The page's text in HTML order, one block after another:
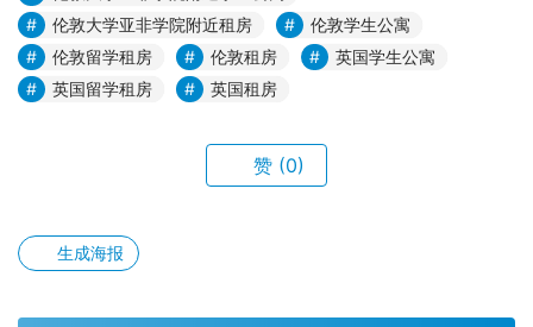
伦敦大学亚非学院附近租房
伦敦学生公寓
伦敦留学租房
伦敦租房
英国学生公寓
英国留学租房
英国租房
赞 (0)
生成海报